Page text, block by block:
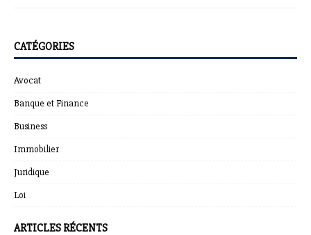
CATÉGORIES
Avocat
Banque et Finance
Business
Immobilier
Juridique
Loi
ARTICLES RÉCENTS